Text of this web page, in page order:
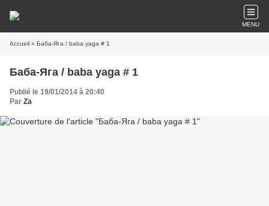
MENU
Accueil » Баба-Яга / baba yaga # 1
Баба-Яга / baba yaga # 1
Publié le 19/01/2014 à 20:40
Par Za